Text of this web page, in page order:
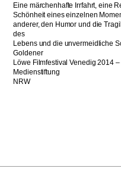
Eine märchenhafte Irrfahrt, eine
Schönheit eines einzelnen
anderer, den Humor und die
des
Lebens und die unvermeidliche
Goldener
Löwe Filmfestival Venedig 2014
Medienstiftung
NRW